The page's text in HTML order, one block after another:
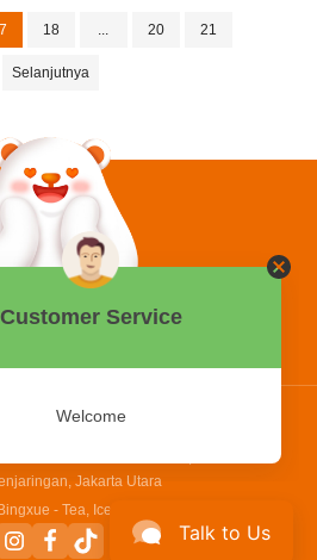
18 ... 20 21
Selanjutnya
0858 2015 9999
Kreatif Mandiri
Jl. Laksamana Yos Sudarso, Pantai Indah
Jakarta Utara
- Tea, Ice cream and Coffee
Talk to Us